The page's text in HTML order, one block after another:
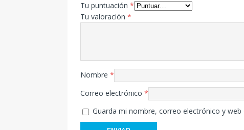
Tu puntuación *
Tu valoración *
Nombre *
Correo electrónico *
Guarda mi nombre, correo electrónico y